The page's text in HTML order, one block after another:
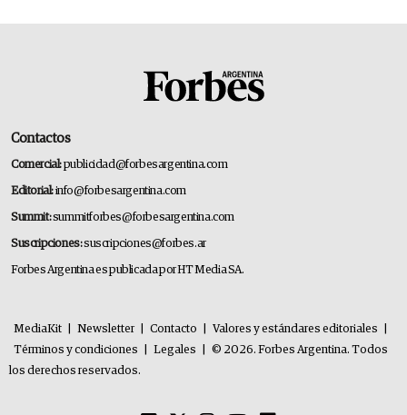
Contactos
Comercial:publicidad@forbesargentina.com
Editorial:info@forbesargentina.com
Summit:summitforbes@forbesargentina.com
Suscripciones:suscripciones@forbes.ar
Forbes Argentina es publicada por HT Media SA.
MediaKit Newsletter Contacto Valores y estándares editoriales
Términos y condiciones
Legales
© 2026. Forbes Argentina. Todos
los derechos reservados.